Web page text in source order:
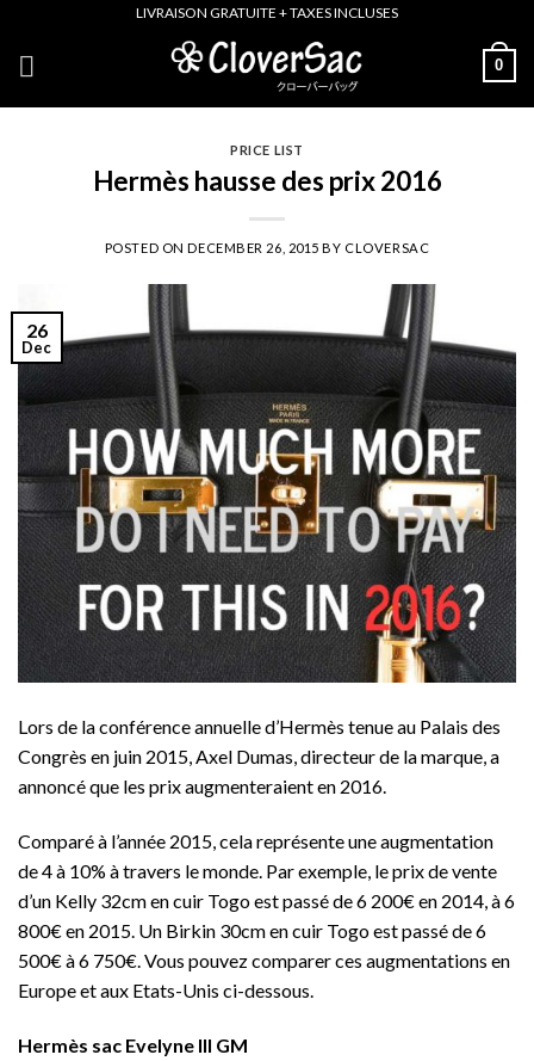
content
LIVRAISON GRATUITE + TAXES INCLUSES
0
PRICE LIST
Hermès hausse des prix 2016
POSTED ONDECEMBER 26, 2015 BY CLOVERSAC
26
Dec
Lors de la conférence annuelle d’Hermès tenue au Palais des
Congrès en juin 2015, Axel Dumas, directeur de la marque, a
annoncé que les prix augmenteraient en 2016.
Comparé à l’année 2015, cela représente une augmentation
de 4 à 10% à travers le monde. Par exemple, le prix de vente
d’un Kelly 32cm en cuir Togo est passé de 6 200€ en 2014, à 6
800€ en 2015. Un Birkin 30cm en cuir Togo est passé de 6
500€ à 6 750€. Vous pouvez comparer ces augmentations en
Europe et aux Etats-Unis ci-dessous.
Hermès sac Evelyne III GM